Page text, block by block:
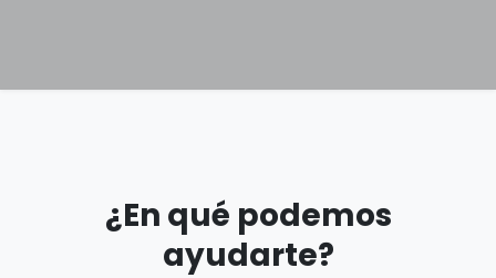
¿En qué podemos
ayudarte?